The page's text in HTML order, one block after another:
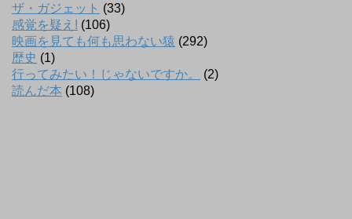
ザ・ガジェット (33)
感覚を疑え! (106)
映画を見ても何も思わない猿 (292)
歴史 (1)
行ってみたい！じゃないですか。
(2)
読んだ本 (108)